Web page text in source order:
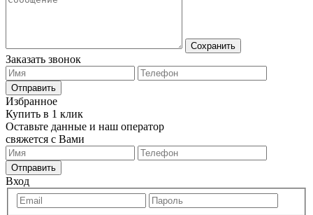
Сохранить
Заказать звонок
Отправить
Избранное
Купить в 1 клик
Оставьте данные и наш оператор
свяжется с Вами
Отправить
Вход